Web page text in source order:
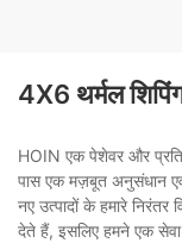
4X6 थर्मल
HOIN एक पेशेवर और
पास एक मज़बूत अनुसंधान
नए उत्पादों के हमारे निरंतर
देते हैं, इसलिए हमने एक सेवा